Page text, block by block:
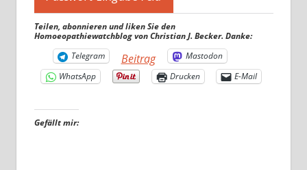
Teilen, abonnieren und liken Sie den
Homoeopathiewatchblog von Christian J. Becker. Danke:
Telegram
Beitrag
Mastodon
WhatsApp
Drucken E-Mail
Gefällt mir: